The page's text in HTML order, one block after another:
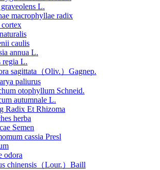
L.
macrophyllae radix
caulis
annua L.
regia L.
sagittata（Oliv.）Gagnep.
paliurus
otophyllum Schneid.
autumnale L.
Radix Et Rhizoma
herba
Semen
cassia Presl
odora
chinensis（Lour.）Baill